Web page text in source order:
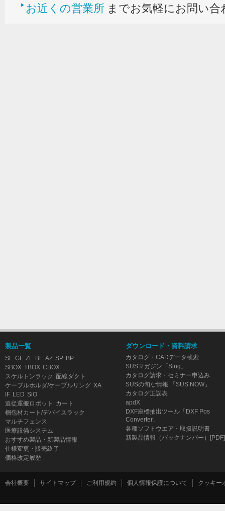
お近くの営業所 までお気軽にお問い
製品一覧
SF GF ZF BF AZ SP BP
SBOX TBOX CBOX
スケルトンラック 配線ダクト
ケーブルホルダ/ケーブルリング XA
IF LED SiO
追従運搬ロボット
カート
梱包材カート/デバイスラック
マルチフェンス
医療設備システム
おすすめ製品・新製品情報
仕様変更・販売終了
価格改定履歴
ダウンロード・資料請求
カタログ・CADデータ検索
SUSマガジン「Sing」
カタログ請求・セミナー申込み
SUSの旬な情報 「SUS NOW」
カタログ正誤表
apdX
DXF座標抽出ツール「DXF Pos
Converter」
各種ソフトウエア・取扱説明書
新製品情報（バックナンバー）[PDF]
会社概要 サイトマップ ご利用規約 個人情報保護について クッキー